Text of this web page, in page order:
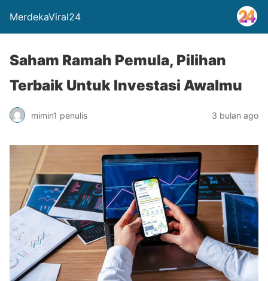
MerdekaViral24
Saham Ramah Pemula, Pilihan
Terbaik Untuk Investasi Awalmu
mimin1 penulis 3 bulan ago